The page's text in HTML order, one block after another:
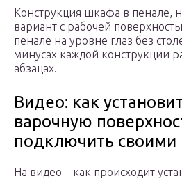
Конструкция шкафа в пенале,
вариант с рабочей
пенале на уровне глаз без
минусах каждой конструкции
абзацах.
Видео: как
варочную
подключить своими
На видео – как происходит